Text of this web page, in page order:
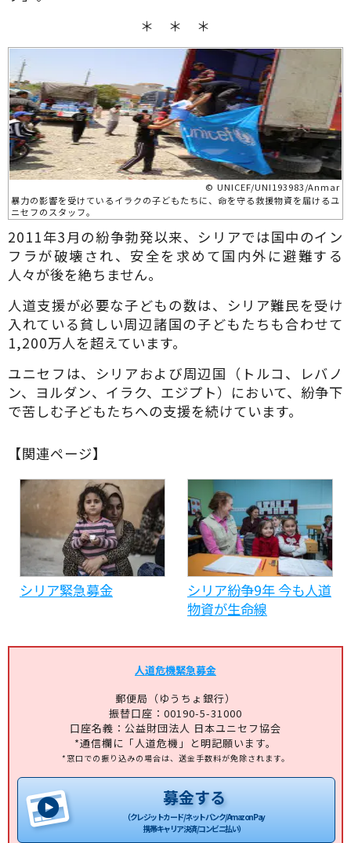
＊ ＊ ＊
© UNICEF/UNI193983/Anmar
暴力の影響を受けているイラクの子どもたちに、命を守る救援物資を届けるユ
ニセフのスタッフ。
2011年3月の紛争勃発以来、シリアでは国中のイン
フラが破壊され、安全を求めて国内外に避難する
人々が後を絶ちません。
人道支援が必要な子どもの数は、シリア難民を受け
入れている貧しい周辺諸国の子どもたちも合わせて
1,200万人を超えています。
ユニセフは、シリアおよび周辺国（トルコ、レバノ
ン、ヨルダン、イラク、エジプト）において、紛争下
で苦しむ子どもたちへの支援を続けています。
【関連ページ】
シリア緊急募金
シリア紛争9年 今も人道
物資が生命線
人道危機緊急募金
郵便局（ゆうちょ銀行）
振替口座：00190-5-31000
口座名義：公益財団法人 日本ユニセフ協会
*通信欄に「人道危機」と明記願います。
*窓口での振り込みの場合は、送金手数料が免除されます。
募金する
（クレジットカード/ネットバンク/Amazon Pay
携帯キャリア決済/コンビニ払い）